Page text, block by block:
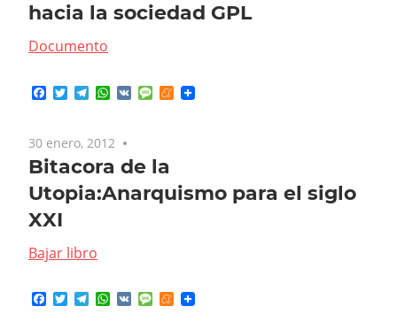
hacia la sociedad GPL
Documento
Facebook
TwitterTelegram
WhatsApp
VK MessageMeneame
30 enero, 2012
Bitacora de la
Utopia:Anarquismo para el siglo
XXI
Bajar libro
Facebook
TwitterTelegram
WhatsApp
VK MessageMeneame